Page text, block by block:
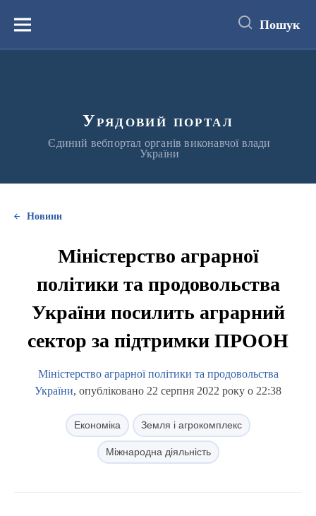
вмістуМеню Пошук
Урядовий портал
Єдиний вебпортал органів виконавчої влади
України
Новини
Міністерство аграрної
політики та продовольства
України посилить аграрний
сектор за підтримки ПРООН
Міністерство аграрної політики та продовольства
України, опубліковано 22 серпня 2022 року о 22:38
Економіка Земля і агрокомплекс
Міжнародна діяльність